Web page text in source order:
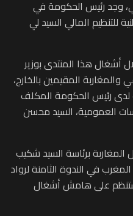
وجد رئيس الحكومة في
للتنظيم المالي السيد لي
هذا المنتدى بوزير
والمغاربة المقيمين بالخارج،
لدى رئيس الحكومة المكلف
العمومية، السيد محسن
برئاسة السيد شكيب
في الندوة الثامنة لرواد
ستنظم على هامش أشغال